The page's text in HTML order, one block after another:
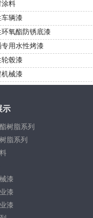
涂料
辆漆
环氧酯防锈底漆
专用水性烤漆
毂漆
械漆
示
树脂系列
脂系列
漆
漆
漆